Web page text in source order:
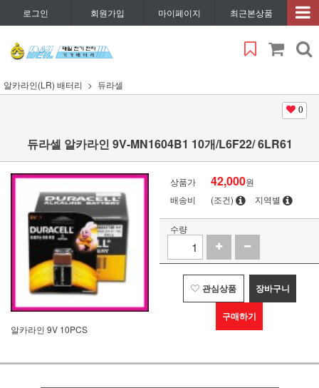
로그인 회원가입 마이페이지 최근본상품
알카라인(LR) 배터리 듀라셀
0
듀라셀 알카라인 9V-MN1604B1 10개/L6F22/ 6LR61
알카라인 9V 10PCS
상품가 42,000원
배송비
(조건) 지역별
수량
관심상품 장바구니
구매하기